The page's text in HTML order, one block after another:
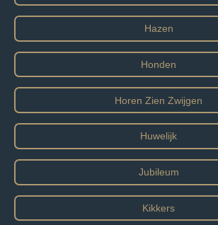
Hazen
Honden
Horen Zien Zwijgen
Huwelijk
Jubileum
Kikkers